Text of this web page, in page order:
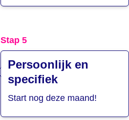
Stap 5
Persoonlijk en
specifiek
Start nog deze maand!